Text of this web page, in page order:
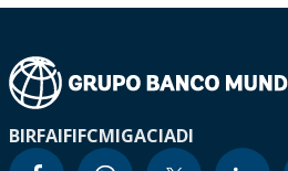
BIRFAIFIFCMIGACIADI